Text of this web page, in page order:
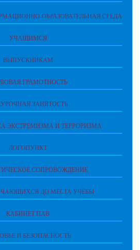
ОБРАЗОВАТЕЛЬНАЯ СРЕДА
УЧАЩИМСЯ
ВЫПУСКНИКАМ
ГРАМОТНОСТЬ
ЗАНЯТОСТЬ
ЭКСТРЕМИЗМА И ТЕРРОРИЗМА
ЛОГОПУНКТ
СОПРОВОЖДЕНИЕ
ДО МЕСТА УЧЁБЫ
КАБИНЕТ ПАВ
И БЕЗОПАСНОСТЬ